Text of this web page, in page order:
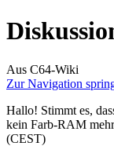
Aus C64-Wiki
Zur Navigation
Hallo! Stimmt es,
kein Farb-RAM
(CEST)